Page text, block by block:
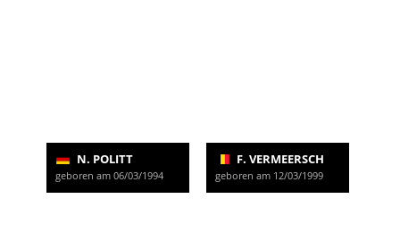
N. POLITT
geboren am 06/03/1994
F. VERMEERSCH
geboren am 12/03/1999